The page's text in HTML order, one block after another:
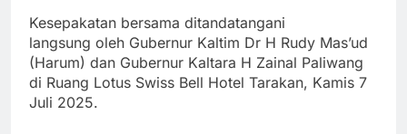
Kesepakatan bersama ditandatangani
langsung oleh Gubernur Kaltim Dr H Rudy Mas’ud
(Harum) dan Gubernur Kaltara H Zainal Paliwang
di Ruang Lotus Swiss Bell Hotel Tarakan, Kamis 7
Juli 2025.